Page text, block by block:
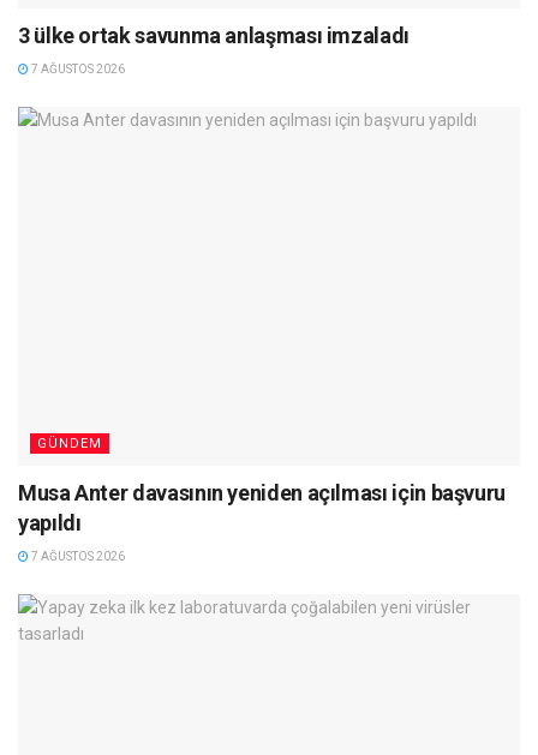
3 ülke ortak savunma anlaşması imzaladı
7 AĞUSTOS 2026
GÜNDEM
Musa Anter davasının yeniden açılması için başvuru
yapıldı
7 AĞUSTOS 2026